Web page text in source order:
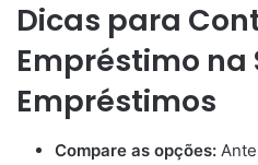
Dicas para
Empréstimo na
Empréstimos
Compare as opções: